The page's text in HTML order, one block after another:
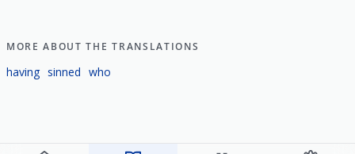
MORE ABOUT THE TRANSLATIONS
having sinned who